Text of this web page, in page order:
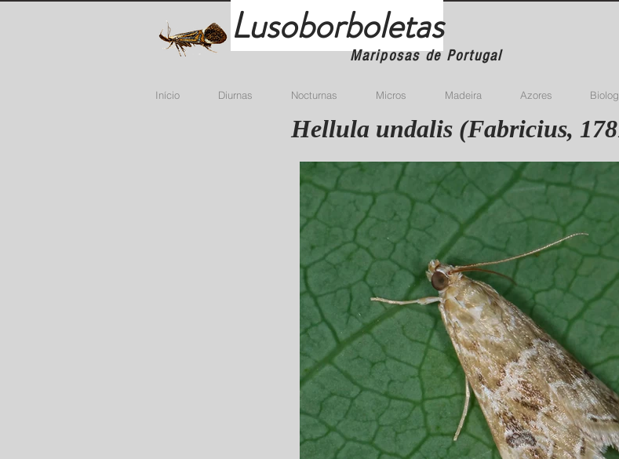
Lusoborboletas
Mariposas de Portugal
Início Diurnas Nocturnas Micros Madeira Azores
Hellula undalis (Fabricius,